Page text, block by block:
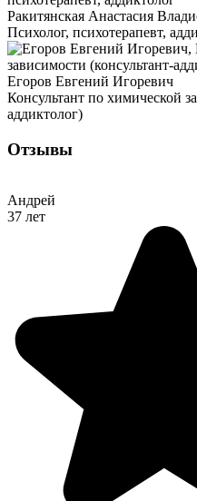
Ракитянская Анастасия
Психолог, психотерапевт,
Егоров Евгений Игоревич
Консультант по химической
аддиктолог)
Отзывы
Андрей
37 лет